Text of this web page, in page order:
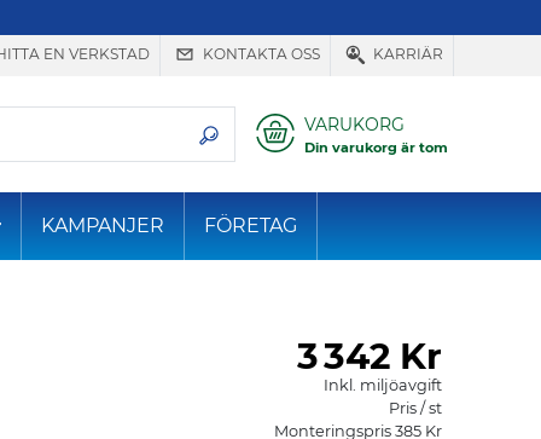
EN VERKSTAD KONTAKTA OSS KARRIÄR
VARUKORG
Din varukorg är tom
KAMPANJER FÖRETAG
3342 Kr
Inkl. miljöavgift
Pris / st
Monteringspris 385 Kr